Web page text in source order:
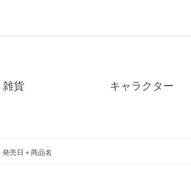
雑貨 キャラクター
発売日＋商品名